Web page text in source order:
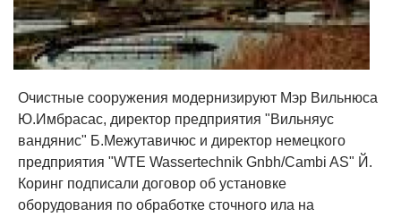
Очистные сооружения модернизируют Мэр Вильнюса
Ю.Имбрасас, директор предприятия "Вильняус
вандянис" Б.Межутавичюс и директор немецкого
предприятия "WTE Wassertechnik Gnbh/Cambi AS" Й.
Коринг подписали договор об установке
оборудования по обработке сточного ила на